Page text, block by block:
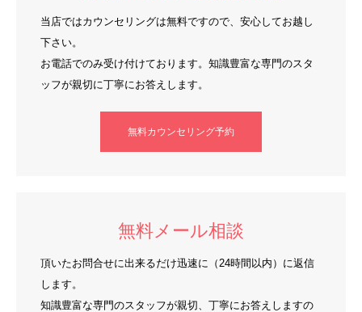
当店ではカウンセリングは無料ですので、安心してお越し
下さい。
お電話でのみ受け付けております。知識豊富な専門のスタ
ッフが親切に丁寧にお答えします。
無料カウンセリング予約
無料メール相談
頂いたお問合せに出来るだけ迅速に（24時間以内）に返信
します。
知識豊富な専門のスタッフが親切、丁寧にお答えしますの